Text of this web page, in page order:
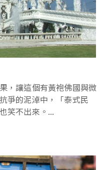
，讓這個有黃袍佛國與微
爭的泥淖中，「泰式民
笑不出來。...